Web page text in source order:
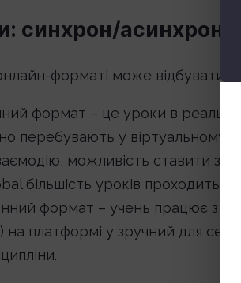
синхрон/асинхрон,
форматі може
формат – це уроки в
перебувають у віртуальному
можливість ставити
більшість уроків проходить
формат – учень працює з
на платформі у зручний для себе